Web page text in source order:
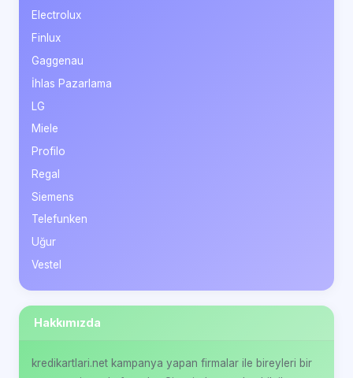
Electrolux
Finlux
Gaggenau
İhlas Pazarlama
LG
Miele
Profilo
Regal
Siemens
Telefunken
Uğur
Vestel
Hakkımızda
kredikartlari.net kampanya yapan firmalar ile bireyleri bir